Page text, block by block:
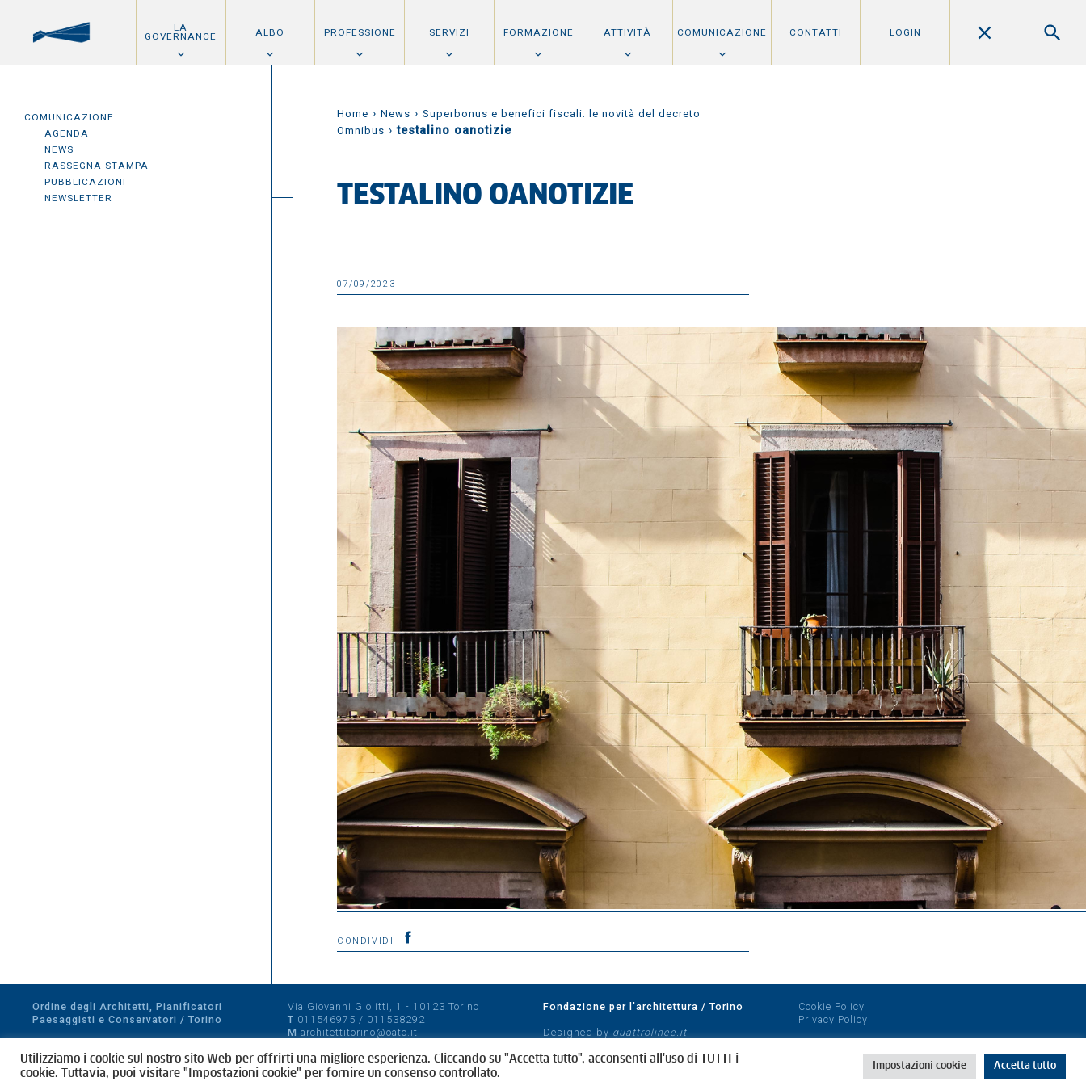
LA
GOVERNANCE ALBO PROFESSIONE SERVIZI FORMAZIONE ATTIVITÀ COMUNICAZIONE CONTATTI LOGIN
COMUNICAZIONE
AGENDA
NEWS
RASSEGNA STAMPA
PUBBLICAZIONI
NEWSLETTER
Home › News › Superbonus e benefici fiscali: le novità del decreto
Omnibus ›testalino oanotizie
TESTALINO OANOTIZIE
07/09/2023
CONDIVIDI
Ordine degli Architetti, Pianificatori
Paesaggisti e Conservatori / Torino
CF 80089280012
Via Giovanni Giolitti, 1 - 10123 Torino
T 011546975 / 011538292
M architettitorino@oato.it
Fondazione per l'architettura / Torino
Designed by quattrolinee.it
Cookie Policy
Privacy Policy
Utilizziamo i cookie sul nostro sito Web per offrirti una migliore esperienza. Cliccando su "Accetta tutto", acconsenti all'uso di TUTTI i
cookie. Tuttavia, puoi visitare "Impostazioni cookie" per fornire un consenso controllato.
Impostazioni cookie Accetta tutto